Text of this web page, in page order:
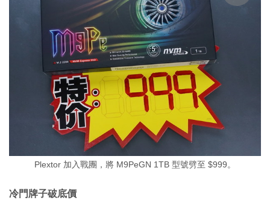
Plextor 加入戰團，將 M9PeGN 1TB 型號劈至 $999。
冷門牌子破底價